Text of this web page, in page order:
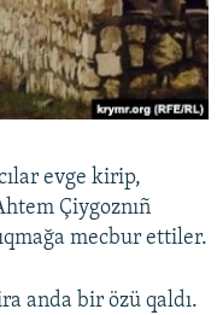
evge kirip,
Çiygoznıñ
mecbur ettiler.
anda bir özü qaldı.